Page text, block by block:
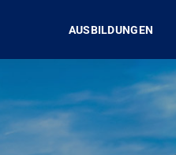
AUSBILDUNGEN